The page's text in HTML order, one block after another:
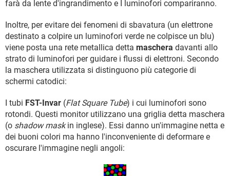
farà da lente d'ingrandimento e I luminofori compariranno.
Inoltre, per evitare dei fenomeni di sbavatura (un elettrone
destinato a colpire un luminofori verde ne colpisce un blu)
viene posta una rete metallica detta maschera davanti allo
strato di luminofori per guidare i flussi di elettroni. Secondo
la maschera utilizzata si distinguono più categorie di
schermi catodici:
I tubi FST-Invar (Flat Square Tube) i cui luminofori sono
rotondi. Questi monitor utilizzano una griglia detta maschera
(o shadow maskin inglese). Essi danno un'immagine netta e
dei buoni colori ma hanno l'inconveniente di deformare e
oscurare l'immagine negli angoli: